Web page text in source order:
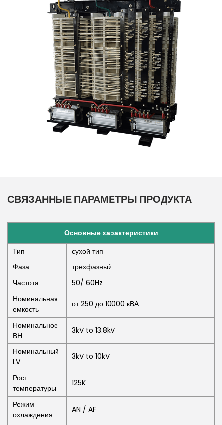
СВЯЗАННЫЕ ПАРАМЕТРЫ ПРОДУКТА
Основные характеристики
Тип
сухой тип
Фаза
трехфазный
Частота
50/ 60Hz
Номинальная
емкость
от 250 до 10000 кВА
Номинальное
ВН
3kV to 13.8kV
Номинальный
LV
3kV to 10kV
Рост
температуры
125K
Режим
охлаждения
AN / AF